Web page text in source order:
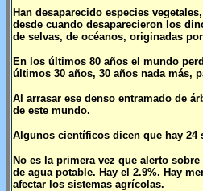
Han desaparecido especies
desde cuando desaparecieron los
de selvas, de océanos, originadas
En los últimos 80 años el mundo
últimos 30 años, 30 años nada más,
Al arrasar ese denso entramado de
de este mundo.
Algunos científicos dicen que hay 24
No es la primera vez que alerto
de agua potable. Hay el 2.9%. Hay
afectar los sistemas agrícolas.